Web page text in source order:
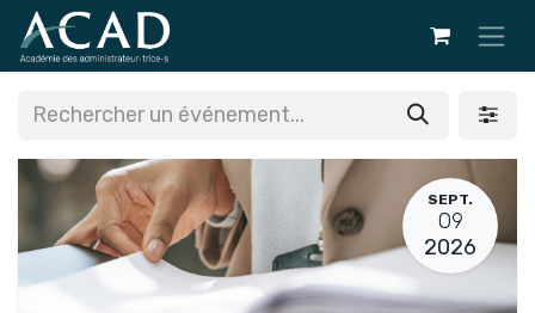
Se rendre au contenu
SEPT.
09
2026